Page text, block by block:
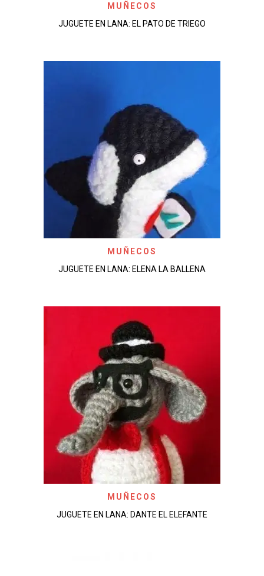
MUÑECOS
JUGUETE EN LANA: EL PATO DE TRIEGO
MUÑECOS
JUGUETE EN LANA: ELENA LA BALLENA
MUÑECOS
JUGUETE EN LANA: DANTE EL ELEFANTE